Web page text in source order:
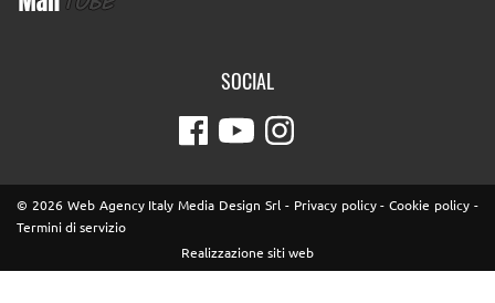
SOCIAL
© 2026 Web Agency Italy Media Design Srl - Privacy policy-Cookie policy -
Termini di servizio
Realizzazione siti web